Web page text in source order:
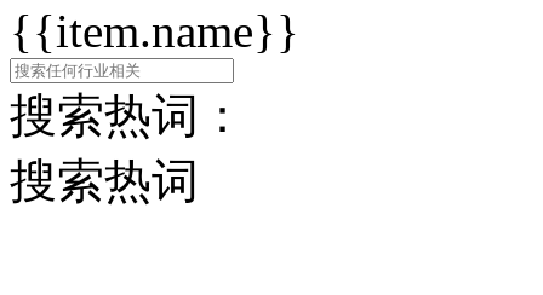
{{item.name}}
搜索热词：
搜索热词